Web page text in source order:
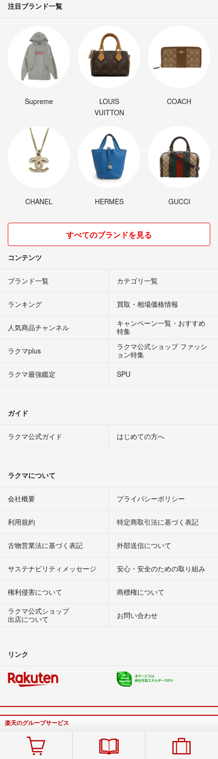
注目ブランド一覧
Supreme
LOUIS
VUITTON
COACH
CHANEL HERMES GUCCI
すべてのブランドを見る
コンテンツ
ブランド一覧 カテゴリ一覧
ランキング 買取・相場価格情報
人気商品チャンネル
キャンペーン一覧・おすすめ
特集
ラクマplus
ラクマ公式ショップ ファッシ
ョン特集
ラクマ最強鑑定
SPU
ガイド
ラクマ公式ガイド はじめての方へ
ラクマについて
会社概要 プライバシーポリシー
利用規約 特定商取引法に基づく表記
古物営業法に基づく表記 外部送信について
サステナビリティメッセージ 安心・安全のための取り組み
権利侵害について
商標権について
ラクマ公式ショップ
出店について
お問い合わせ
リンク
楽天のグループサービス